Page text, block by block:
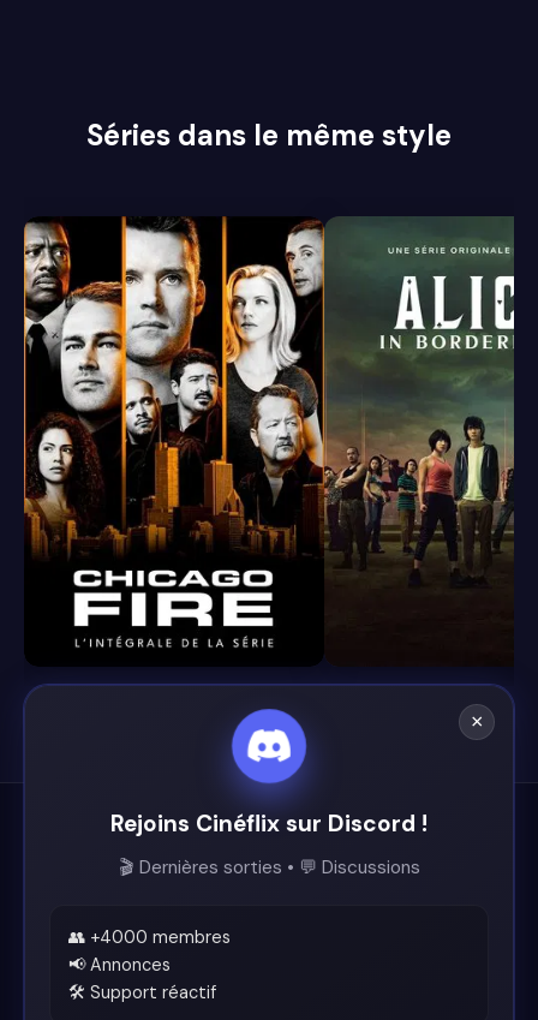
Séries dans le même style
8.4
Cinéflix
Support
×
Rejoins Cinéflix sur Discord !
🎬 Dernières sorties • 💬 Discussions
👥 +4000 membres
📢 Annonces
🛠️ Support réactif